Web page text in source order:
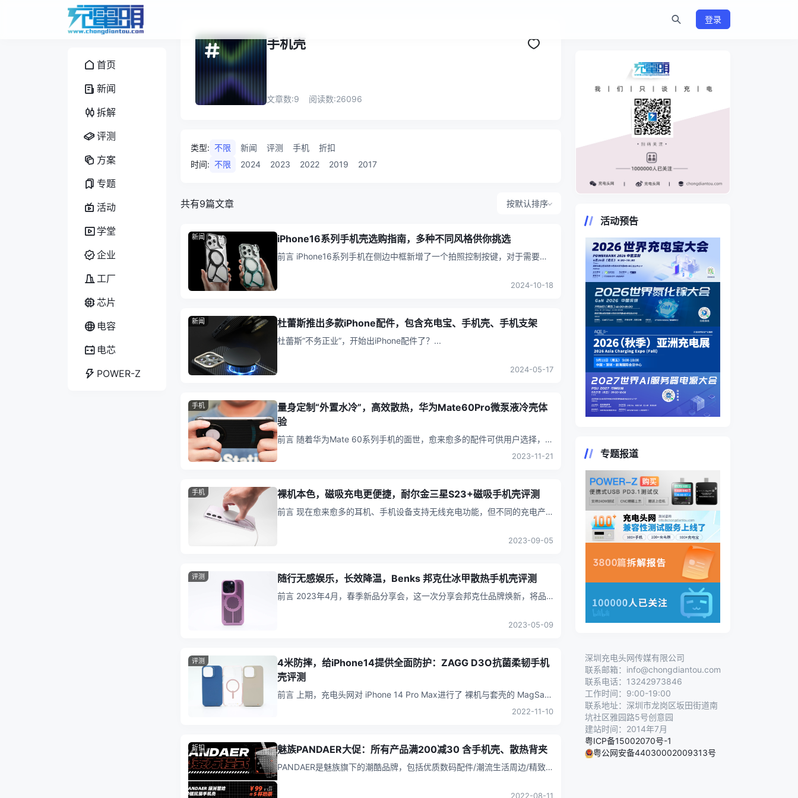
登录
首页
新闻
拆解
评测
方案
专题
活动
学堂
企业
工厂
芯片
电容
电芯
POWER-Z
手机壳
文章数:9 阅读数:26096
类型: 不限 新闻 评测 手机
折扣
时间: 不限 2024 2023 2022 2019 2017
共有9篇文章 按默认排序
新闻 iPhone16系列手机壳选购指南，多种不同风格供你挑选
前言 iPhone16系列手机在侧边中框新增了一个拍照控制按键，对于需要用
2024-10-18
新闻 杜蕾斯推出多款iPhone配件，包含充电宝、手机壳、手机支架
杜蕾斯“不务正业”，开始出iPhone配件了？ ...
2024-05-17
手机
量身定制“外置水冷”，高效散热，华为Mate60Pro微泵液冷壳体
验
前言 随着华为Mate 60系列手机的面世，愈来愈多的配件可供用户选择，同
时，华为可推出一款针对该系列手机散热能力的手机壳。充电头网也 ...
2023-11-21
手机 裸机本色，磁吸充电更便捷，耐尔金三星S23+磁吸手机壳评测
前言 现在愈来愈多的耳机、手机设备支持无线充电功能，但不同的充电产
2023-09-05
评测 随行无感娱乐，长效降温，Benks 邦克仕冰甲散热手机壳评测
前言 2023年4月，春季新品分享会，这一次分享会邦克仕品牌焕新，将品
2023-05-09
评测
4米防摔，给iPhone14提供全面防护：ZAGG D3O抗菌柔韧手机
壳评测
前言 上期，充电头网对 iPhone 14 Pro Max进行了 裸机与套壳的 MagSafe
2022-11-10
折扣 魅族PANDAER大促：所有产品满200减30 含手机壳、散热背夹
PANDAER是魅族旗下的潮酷品牌，包括优质数码配件/潮流生活周边/精致
2022-08-11
活动预告
专题报道
深圳充电头网传媒有限公司
联系邮箱：info@chongdiantou.com
联系电话：13242973846
工作时间：9:00-19:00
联系地址：深圳市龙岗区坂田街道南
坑社区雅园路5号创意园
建站时间：2014年7月
粤ICP备15002070号-1
粤公网安备44030002009313号